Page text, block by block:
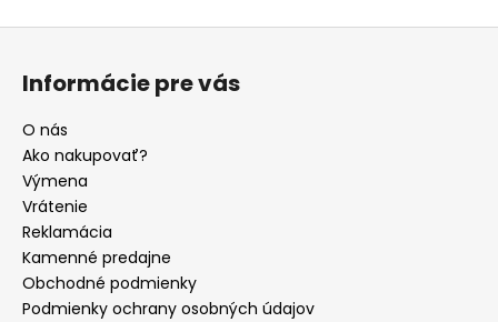
Informácie pre vás
O nás
Ako nakupovať?
Výmena
Vrátenie
Reklamácia
Kamenné predajne
Obchodné podmienky
Podmienky ochrany osobných údajov